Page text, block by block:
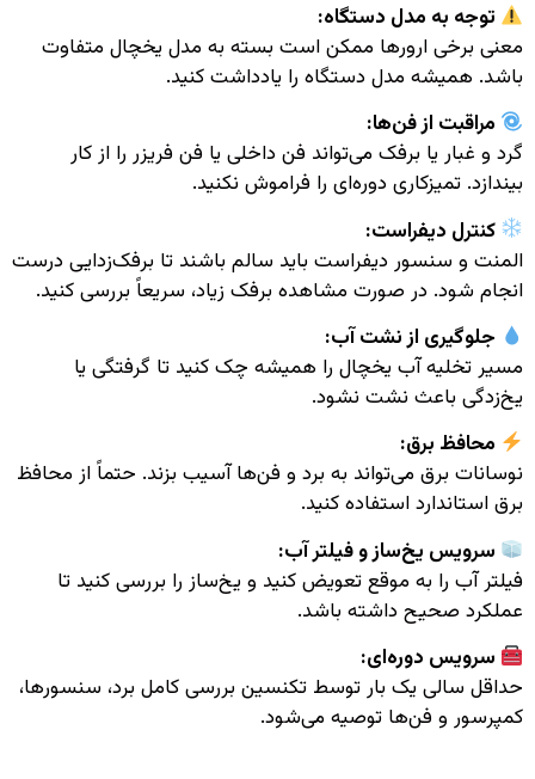
توجه به مدل دستگاه:
معنی برخی ارورها ممکن است بسته به مدل یخچال متفاوت
باشد. همیشه مدل دستگاه را یادداشت کنید.
مراقبت از فن‌ها:
گرد و غبار یا برفک می‌تواند فن داخلی یا فن فریزر را از کار
بیندازد. تمیزکاری دوره‌ای را فراموش نکنید.
کنترل دیفراست:
المنت و سنسور دیفراست باید سالم باشند تا برفک‌زدایی درست
انجام شود. در صورت مشاهده برفک زیاد، سریعاً بررسی کنید.
جلوگیری از نشت آب:
مسیر تخلیه آب یخچال را همیشه چک کنید تا گرفتگی یا
یخ‌زدگی باعث نشت نشود.
محافظ برق:
نوسانات برق می‌تواند به برد و فن‌ها آسیب بزند. حتماً از محافظ
برق استاندارد استفاده کنید.
سرویس یخ‌ساز و فیلتر آب:
فیلتر آب را به موقع تعویض کنید و یخ‌ساز را بررسی کنید تا
عملکرد صحیح داشته باشد.
سرویس دوره‌ای:
حداقل سالی یک بار توسط تکنسین بررسی کامل برد، سنسورها،
کمپرسور و فن‌ها توصیه می‌شود.